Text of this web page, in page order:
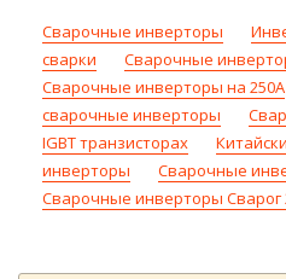
Сварочные инверторы
сварки
Сварочные
Сварочные инверторы на 250А
сварочные инверторы
IGBT транзисторах
инверторы
Сварочные
Сварочные инверторы Сварог